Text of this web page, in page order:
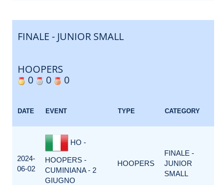
FINALE - JUNIOR SMALL
HOOPERS
0
0 0
DATE EVENT TYPE CATEGORY
2024-
06-02
HO -
HOOPERS -
CUMINIANA - 2
GIUGNO
HOOPERS
FINALE -
JUNIOR
SMALL